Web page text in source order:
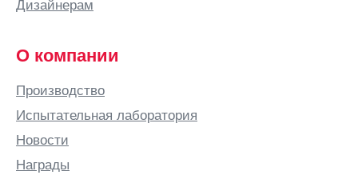
Дизайнерам
О компании
Производство
Испытательная лаборатория
Новости
Награды